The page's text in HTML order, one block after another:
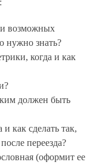
возможных
нужно знать?
когда и как
должен быть
как сделать так,
переезда?
(оформит ее